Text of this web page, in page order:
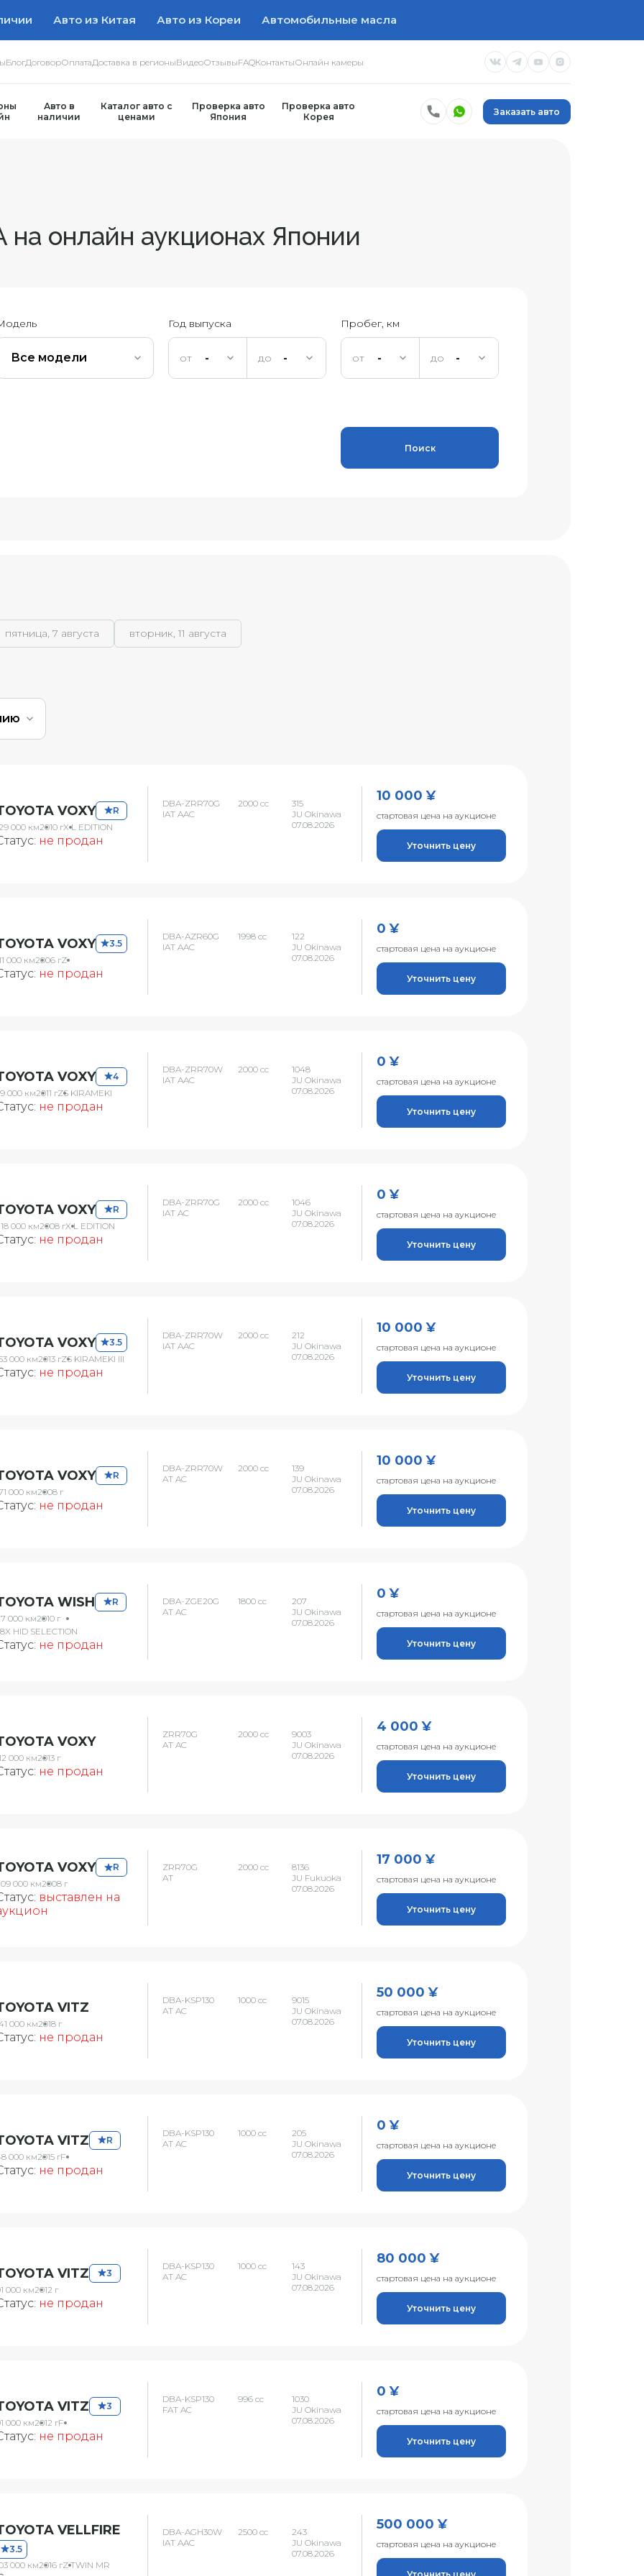
Авто из Китая Авто из Кореи Автомобильные масла
БлогДоговорОплатаДоставка в регионыВидеоОтзывыFAQКонтактыОнлайн камеры
Авто в
наличии
Каталог авто с
ценами
Проверка авто
Япония
Проверка авто
Корея
Заказать авто
на онлайн аукционах Японии
Все модели
Год выпуска
- -
Пробег, км
- -
Поиск
пятница, 7 августа вторник, 11 августа
VOXY
R
000 км2010 гX L EDITION
не продан
DBA-ZRR70G
IAT AAC
2000 сс
315
JU Okinawa
07.08.2026
10 000 ¥
стартовая цена на аукционе
Уточнить цену
VOXY
3.5
000 км2006 гZ
не продан
DBA-AZR60G
IAT AAC
1998 сс
122
JU Okinawa
07.08.2026
0 ¥
стартовая цена на аукционе
Уточнить цену
VOXY
4
000 км2011 гZS KIRAMEKI
не продан
DBA-ZRR70W
IAT AAC
2000 сс
1048
JU Okinawa
07.08.2026
0 ¥
стартовая цена на аукционе
Уточнить цену
VOXY
R
000 км2008 гX L EDITION
не продан
DBA-ZRR70G
IAT AC
2000 сс
1046
JU Okinawa
07.08.2026
0 ¥
стартовая цена на аукционе
Уточнить цену
VOXY
3.5
000 км2013 гZS KIRAMEKI III
не продан
DBA-ZRR70W
IAT AAC
2000 сс
212
JU Okinawa
07.08.2026
10 000 ¥
стартовая цена на аукционе
Уточнить цену
VOXY
R
000 км2008 г
не продан
DBA-ZRR70W
AT AC
2000 сс
139
JU Okinawa
07.08.2026
10 000 ¥
стартовая цена на аукционе
Уточнить цену
WISH
R
000 км2010 г
HID SELECTION
не продан
DBA-ZGE20G
AT AC
1800 сс
207
JU Okinawa
07.08.2026
0 ¥
стартовая цена на аукционе
Уточнить цену
VOXY
000 км2013 г
не продан
ZRR70G
AT AC
2000 сс
9003
JU Okinawa
07.08.2026
4 000 ¥
стартовая цена на аукционе
Уточнить цену
VOXY
R
000 км2008 г
выставлен на
ZRR70G
AT
2000 сс
8136
JU Fukuoka
07.08.2026
17 000 ¥
стартовая цена на аукционе
Уточнить цену
VITZ
000 км2018 г
не продан
DBA-KSP130
AT AC
1000 сс
9015
JU Okinawa
07.08.2026
50 000 ¥
стартовая цена на аукционе
Уточнить цену
VITZ
R
000 км2015 гF
не продан
DBA-KSP130
AT AC
1000 сс
205
JU Okinawa
07.08.2026
0 ¥
стартовая цена на аукционе
Уточнить цену
VITZ
3
000 км2012 г
не продан
DBA-KSP130
AT AC
1000 сс
143
JU Okinawa
07.08.2026
80 000 ¥
стартовая цена на аукционе
Уточнить цену
VITZ
3
000 км2012 гF
не продан
DBA-KSP130
FAT AC
996 сс
1030
JU Okinawa
07.08.2026
0 ¥
стартовая цена на аукционе
Уточнить цену
VELLFIRE
3.5
000 км2016 гZ TWIN MR
DBA-AGH30W
IAT AAC
2500 сс
243
JU Okinawa
07.08.2026
500 000 ¥
стартовая цена на аукционе